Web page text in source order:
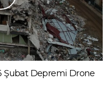
Şubat Depremi Drone